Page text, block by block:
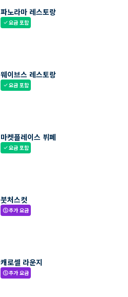
파노라마 레스토랑
check요금 포함
웨이브스 레스토랑
check요금 포함
마켓플레이스 뷔페
check요금 포함
붓처스컷
paid추가 요금
캐로셀 라운지
paid추가 요금